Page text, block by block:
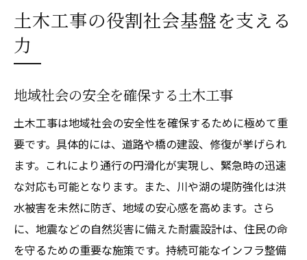
未来のための基盤整備の重要性
技術革新によるインフラの進化
スマートシティと土木工事の関係
交通インフラの未来像
地球環境を守るための土木工事
生活を豊かにする土木工事の重要性
日常生活に欠かせない土木工事
生活の質を向上させるインフラ
土木工事の役割社会基盤を支える
力
地域社会の安全を確保する土木工事
土木工事は地域社会の安全性を確保するために極めて重
要です。具体的には、道路や橋の建設、修復が挙げられ
ます。これにより通行の円滑化が実現し、緊急時の迅速
な対応も可能となります。また、川や湖の堤防強化は洪
水被害を未然に防ぎ、地域の安心感を高めます。さら
に、地震などの自然災害に備えた耐震設計は、住民の命
を守るための重要な施策です。持続可能なインフラ整備